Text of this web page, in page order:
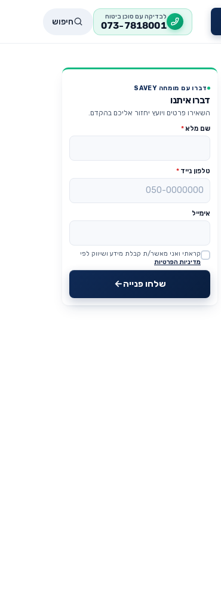
לבדיקה עם סוכן ביטוח
073-7818001 חיפוש
דברו עם מומחה SAVEY
דברו איתנו
השאירו פרטים ויועץ יחזור אליכם בהקדם.
שם מלא*
טלפון נייד *
אימייל
Website
קראתי ואני מאשר/ת קבלת מידע ושיווק לפי
מדיניות הפרטיות
שלחו פנייה